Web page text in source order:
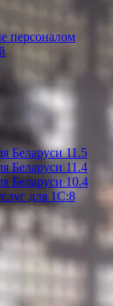
персоналом
Беларуси 11.5
Беларуси 11.4
Беларуси 10.4
для 1С:8